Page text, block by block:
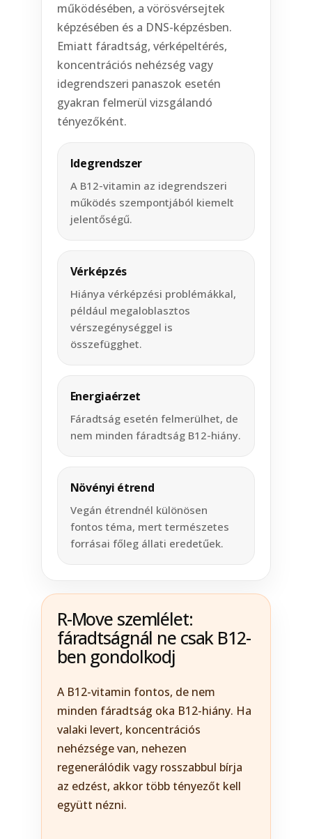
működésében, a vörösvérsejtek
képzésében és a DNS-képzésben.
Emiatt fáradtság, vérképeltérés,
koncentrációs nehézség vagy
idegrendszeri panaszok esetén
gyakran felmerül vizsgálandó
tényezőként.
Idegrendszer
A B12-vitamin az idegrendszeri
működés szempontjából kiemelt
jelentőségű.
Vérképzés
Hiánya vérképzési problémákkal,
például megaloblasztos
vérszegénységgel is
összefügghet.
Energiaérzet
Fáradtság esetén felmerülhet, de
nem minden fáradtság B12-hiány.
Növényi étrend
Vegán étrendnél különösen
fontos téma, mert természetes
forrásai főleg állati eredetűek.
R-Move szemlélet:
fáradtságnál ne csak B12-
ben gondolkodj
A B12-vitamin fontos, de nem
minden fáradtság oka B12-hiány. Ha
valaki levert, koncentrációs
nehézsége van, nehezen
regenerálódik vagy rosszabbul bírja
az edzést, akkor több tényezőt kell
együtt nézni.